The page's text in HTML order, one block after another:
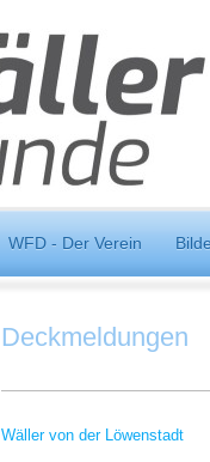
WFD - Der Verein
Deckmeldungen
Wäller von der Löwenstadt